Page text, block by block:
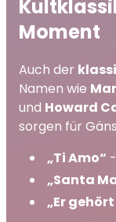
Moment
Auch der
Namen wie
und Howard
sorgen für
„Ti Amo“
„Santa
„Er